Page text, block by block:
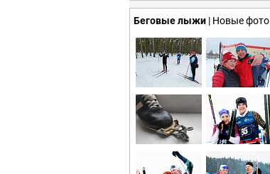
Беговые лыжи | Новые фото